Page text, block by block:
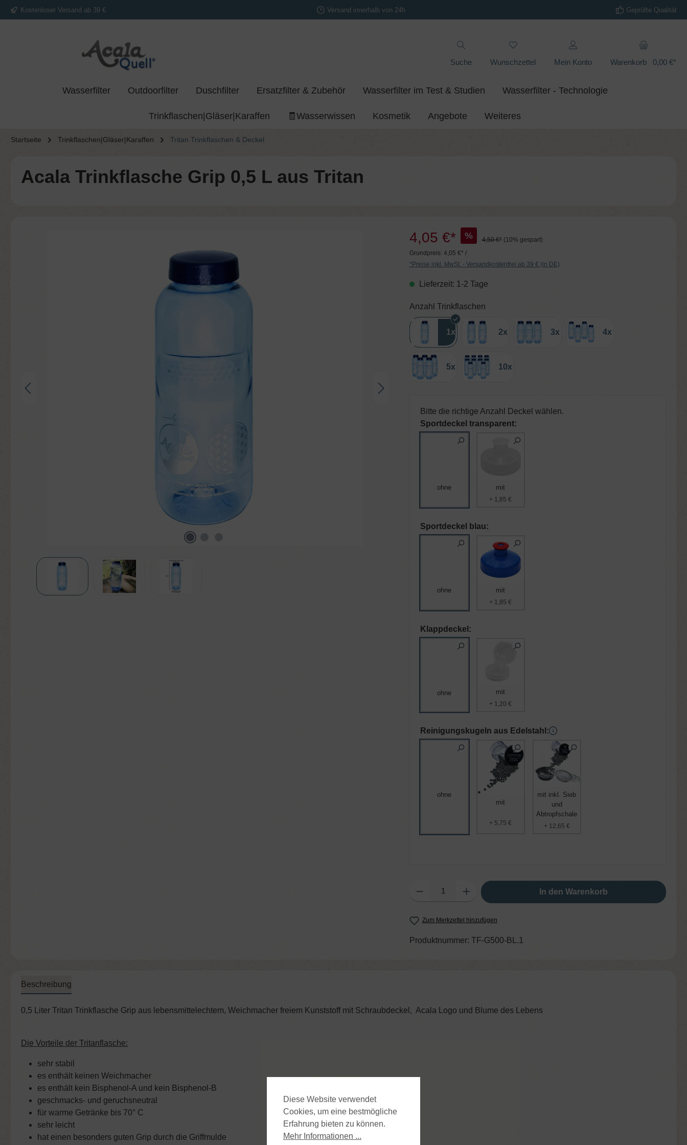
Zur Hauptnavigation springen
Kostenloser Versand ab 39 € Versand innerhalb von 24h Geprüfte Qualität
Suche Wunschzettel Mein Konto Warenkorb 0,00 €*
Wasserfilter Outdoorfilter Duschfilter Ersatzfilter & Zubehör Wasserfilter im Test & Studien Wasserfilter - Technologie
Trinkflaschen|Gläser|Karaffen 🧾Wasserwissen Kosmetik Angebote Weiteres
Startseite Trinkflaschen|Gläser|Karaffen Tritan Trinkflaschen & Deckel
Acala Trinkflasche Grip 0,5 L aus Tritan
4,05 €* % 4,50 €* (10% gespart)
Grundpreis: 4,05 €* /
*Preise inkl. MwSt. - Versandkostenfrei ab 39 € (in DE)
Lieferzeit: 1-2 Tage
Anzahl Trinkflaschenauswählen
1x 2x 3x 4x
5x 10x
Bitte die richtige Anzahl Deckel wählen.
Sportdeckel transparent:
ohne mit
+ 1,85 €
Sportdeckel blau:
ohne mit
+ 1,85 €
Klappdeckel:
ohne mit
+ 1,20 €
Reinigungskugeln aus Edelstahl:
ohne
mit
+ 5,75 €
mit inkl. Sieb
und
Abtropfschale
+ 12,65 €
Produkt Anzahl: Gib den gewünschten Wert ein oder benutze die Schaltflächen um die Anzahl zu
In den Warenkorb
Zum Merkzettel hinzufügen
Produktnummer: TF-G500-BL.1
Beschreibung
0,5 Liter Tritan Trinkflasche Grip aus lebensmittelechtem, Weichmacher freiem Kunststoff mit Schraubdeckel, Acala Logo und Blume des Lebens
Die Vorteile der Tritanflasche:
sehr stabil
es enthält keinen Weichmacher
es enthält kein Bisphenol-A und kein Bisphenol-B
geschmacks- und geruchsneutral
für warme Getränke bis 70° C
sehr leicht
hat einen besonders guten Grip durch die Griffmulde
Diese Website verwendet
Cookies, um eine bestmögliche
Erfahrung bieten zu können.
Mehr Informationen ...